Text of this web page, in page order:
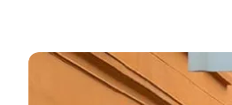
Stadtvierteln in Aarhus